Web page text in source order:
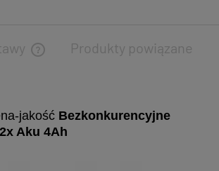
Produkty powiązane
jakość Bezkonkurencyjne
Aku 4Ah